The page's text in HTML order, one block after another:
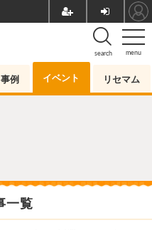
menu
search
事例 イベント リセマム
一覧